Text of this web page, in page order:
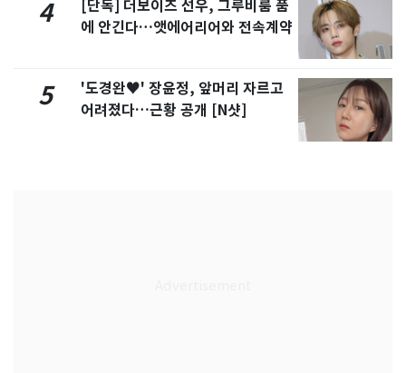
4
[단독] 더보이즈 선우, 그루비룸 품
에 안긴다…앳에어리어와 전속계약
5
'도경완♥' 장윤정, 앞머리 자르고
어려졌다…근황 공개 [N샷]